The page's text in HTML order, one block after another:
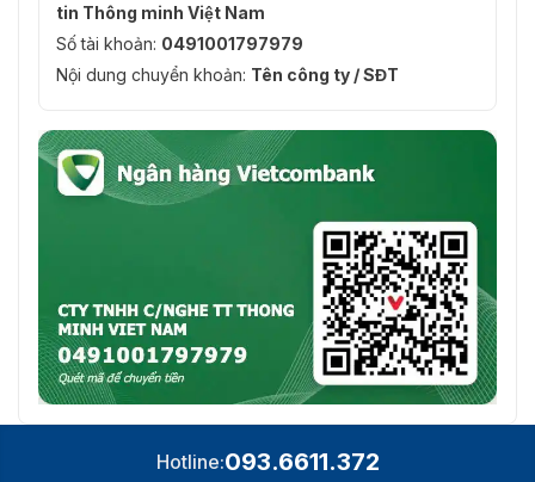
tin Thông minh Việt Nam
Số tài khoản: 0491001797979
Nội dung chuyển khoản: Tên công ty / SĐT
Hotline:093.6611.372